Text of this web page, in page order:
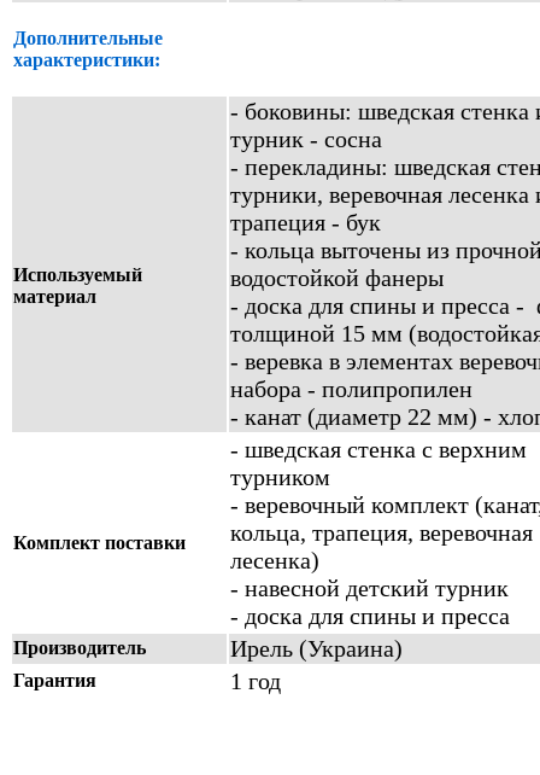
Дополнительные
характеристики:
Используемый
материал
- боковины: шведская стенка
турник - сосна
- перекладины: шведская
турники, веревочная лесенка
трапеция - бук
- кольца выточены из
водостойкой фанеры
- доска для спины и пресса -
толщиной 15 мм
- веревка в элементах
набора - полипропилен
- канат (диаметр 22 мм) -
Комплект поставки
- шведская стенка с верхним
турником
- веревочный комплект
кольца, трапеция, веревочная
лесенка)
- навесной детский турник
- доска для спины и пресса
Производитель Ирель (Украина)
Гарантия 1 год